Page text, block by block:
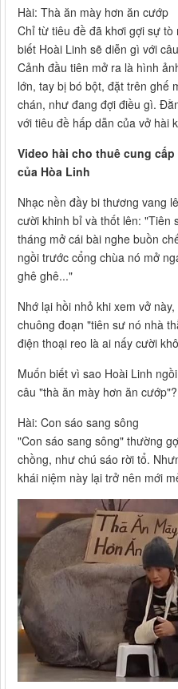
Hài: Thà ăn mày hơn ăn cướp
Chỉ từ tiêu đề đã khơi gợi sự
biết Hoài Linh sẽ diễn gì với
Cảnh đầu tiên mở ra là hình
lớn, tay bị bó bột, đặt trên ghế
chán, như đang đợi điều gì.
với tiêu đề hấp dẫn của vở hài
Video hài cho thuê cung
của Hòa Linh
Nhạc nền đầy bi thương vang
cười khinh bỉ và thốt lên: "Tiên
tháng mở cái bài nghe buồn
ngồi trước cổng chùa nó mở
ghê ghê..."
Nhớ lại hồi nhỏ khi xem vở
chuông đoạn "tiên sư nó nhà
điện thoại reo là ai nấy cười
Muốn biết vì sao Hoài Linh
câu "thà ăn mày hơn ăn
Hài: Con sáo sang sông
"Con sáo sang sông" thường
chồng, như chú sáo rời tổ.
khái niệm này lại trở nên mới